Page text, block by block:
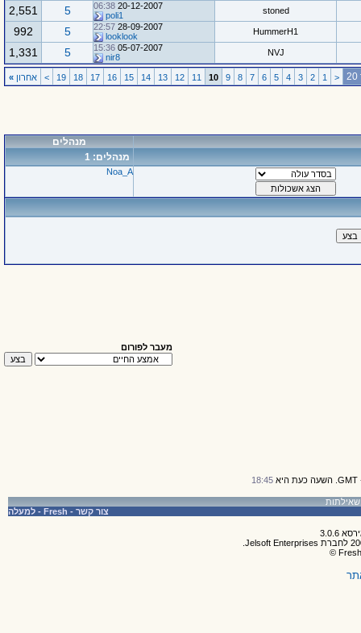
stoned
20-12-2007
06:38
poli1
5
2,551
HummerH1
28-09-2007
22:57
looklook
5
992
NVJ
05-07-2007
15:36
nir8
5
1,331
<
1
2
3
4
5
6
7
8
9
10
11
12
13
14
15
16
17
18
19
> אחרון »
מנהלים
מנהלים: 1
Noa_A
מעבר לפורום
18:45
צור קשר -
Fresh
- למעלה